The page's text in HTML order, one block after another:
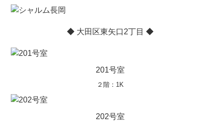
◆ 大田区東矢口2丁目 ◆
201号室
２階：1K
202号室